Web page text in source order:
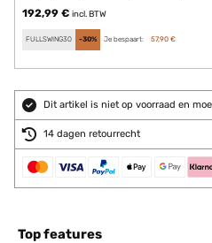
192,99 € incl. BTW
FULLSWING30 -30% Je bespaart: 57,90 €
Dit artikel is niet op voorraad en
14 dagen retourrecht
Top features